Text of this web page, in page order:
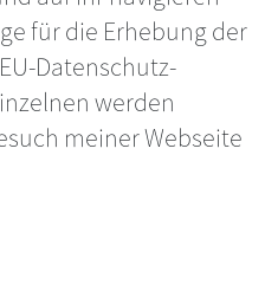
für die Erhebung der
Datenschutz-
werden
meiner Webseite